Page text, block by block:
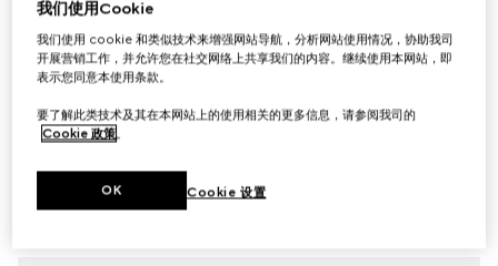
印花桑蚕丝丝带
£190
相关款式粉色
我们使用Cookie
我们使用 cookie 和类似技术来增强网站导航，分析网站使用情况，协助我司
开展营销工作，并允许您在社交网络上共享我们的内容。继续使用本网站，即
表示您同意本使用条款。
要了解此类技术及其在本网站上的使用相关的更多信息，请参阅我司的
Cookie 政策。
Cookie 设置
OK